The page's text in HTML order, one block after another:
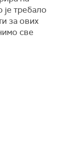
је требало
за ових
све